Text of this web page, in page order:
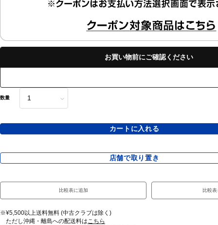
お買い物前にご確認ください
数量
カートに入れる
店舗で取り置き
比較表に追加 比較
※¥5,500以上送料無料 (中古クラブは除く)
ただし沖縄・離島への配送料は こちら